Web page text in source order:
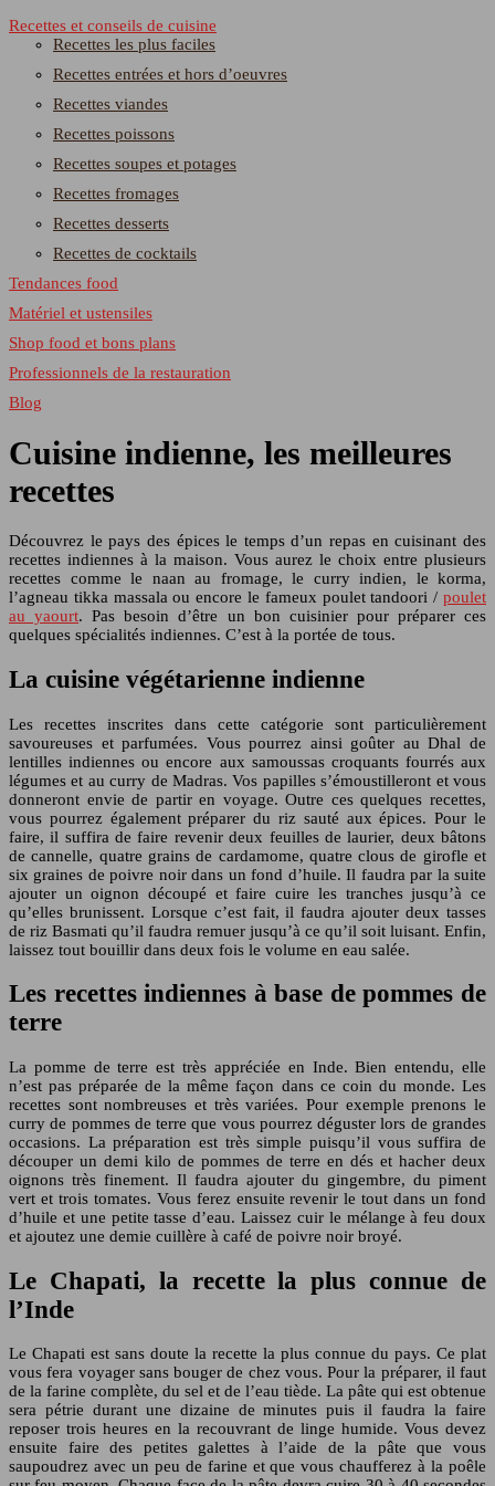
Recettes et conseils de cuisine
Recettes les plus faciles
Recettes entrées et hors d’oeuvres
Recettes viandes
Recettes poissons
Recettes soupes et potages
Recettes fromages
Recettes desserts
Recettes de cocktails
Tendances food
Matériel et ustensiles
Shop food et bons plans
Professionnels de la restauration
Blog
Cuisine indienne, les meilleures
recettes
Découvrez le pays des épices le temps d’un repas en cuisinant des
recettes indiennes à la maison. Vous aurez le choix entre plusieurs
recettes comme le naan au fromage, le curry indien, le korma,
l’agneau tikka massala ou encore le fameux poulet tandoori / poulet
au yaourt. Pas besoin d’être un bon cuisinier pour préparer ces
quelques spécialités indiennes. C’est à la portée de tous.
La cuisine végétarienne indienne
Les recettes inscrites dans cette catégorie sont particulièrement
savoureuses et parfumées. Vous pourrez ainsi goûter au Dhal de
lentilles indiennes ou encore aux samoussas croquants fourrés aux
légumes et au curry de Madras. Vos papilles s’émoustilleront et vous
donneront envie de partir en voyage. Outre ces quelques recettes,
vous pourrez également préparer du riz sauté aux épices. Pour le
faire, il suffira de faire revenir deux feuilles de laurier, deux bâtons
de cannelle, quatre grains de cardamome, quatre clous de girofle et
six graines de poivre noir dans un fond d’huile. Il faudra par la suite
ajouter un oignon découpé et faire cuire les tranches jusqu’à ce
qu’elles brunissent. Lorsque c’est fait, il faudra ajouter deux tasses
de riz Basmati qu’il faudra remuer jusqu’à ce qu’il soit luisant. Enfin,
laissez tout bouillir dans deux fois le volume en eau salée.
Les recettes indiennes à base de pommes de
terre
La pomme de terre est très appréciée en Inde. Bien entendu, elle
n’est pas préparée de la même façon dans ce coin du monde. Les
recettes sont nombreuses et très variées. Pour exemple prenons le
curry de pommes de terre que vous pourrez déguster lors de grandes
occasions. La préparation est très simple puisqu’il vous suffira de
découper un demi kilo de pommes de terre en dés et hacher deux
oignons très finement. Il faudra ajouter du gingembre, du piment
vert et trois tomates. Vous ferez ensuite revenir le tout dans un fond
d’huile et une petite tasse d’eau. Laissez cuir le mélange à feu doux
et ajoutez une demie cuillère à café de poivre noir broyé.
Le Chapati, la recette la plus connue de
l’Inde
Le Chapati est sans doute la recette la plus connue du pays. Ce plat
vous fera voyager sans bouger de chez vous. Pour la préparer, il faut
de la farine complète, du sel et de l’eau tiède. La pâte qui est obtenue
sera pétrie durant une dizaine de minutes puis il faudra la faire
reposer trois heures en la recouvrant de linge humide. Vous devez
ensuite faire des petites galettes à l’aide de la pâte que vous
saupoudrez avec un peu de farine et que vous chaufferez à la poêle